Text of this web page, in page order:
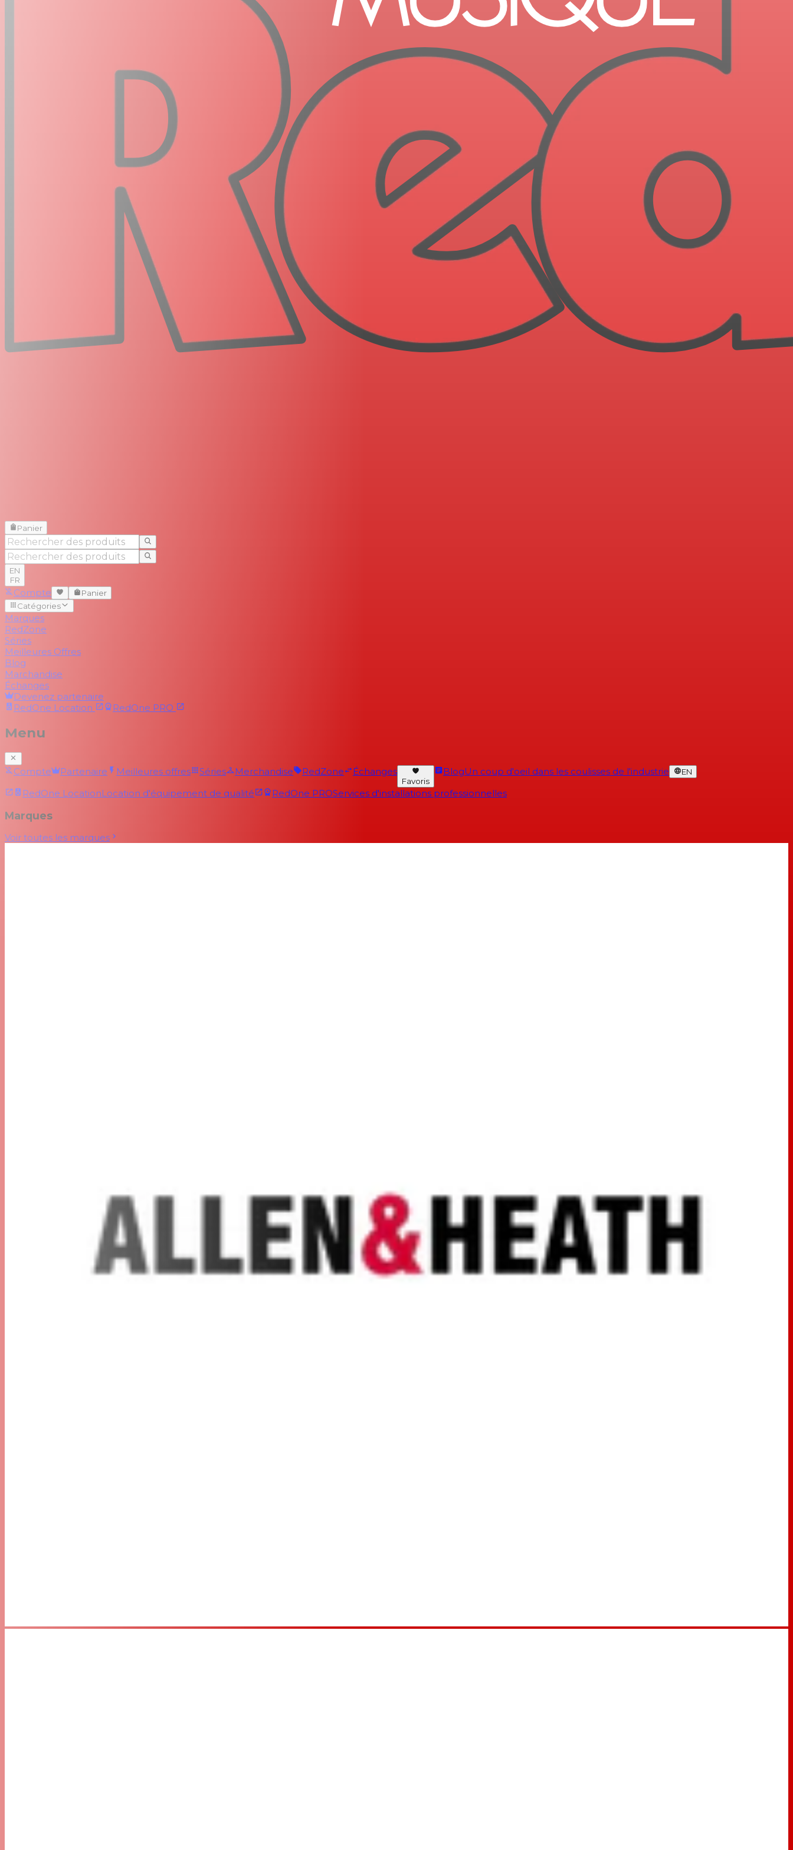
Panier
EN
FR
Compte
Panier
Catégories
Marques
RedZone
Séries
Meilleures Offres
Blog
Marchandise
Échanges
Devenez partenaire
RedOne Location RedOne PRO
Menu
Compte Partenaire Meilleures offres Séries Merchandise RedZone Échanges
Favoris
BlogUn coup d'oeil dans les coulisses de l'industrie EN
RedOne LocationLocation d'équipement de qualité RedOne PROServices d'installations professionnelles
Marques
Voir toutes les marques